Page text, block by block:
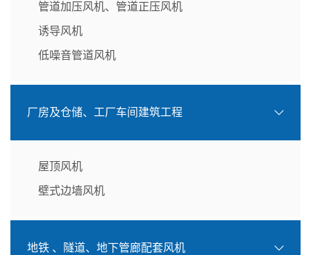
管道加压风机、管道正压风机
诱导风机
低噪音管道风机
厂房及仓储、工厂车间建筑工程
屋顶风机
壁式边墙风机
地铁 、隧道、地下管廊配套风机